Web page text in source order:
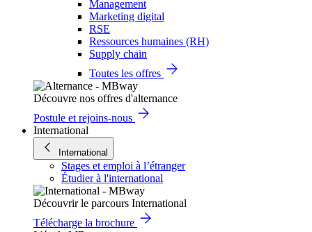
Management
Marketing digital
RSE
Ressources humaines (RH)
Supply chain
Toutes les offres
Découvre nos offres d'alternance
Postule et rejoins-nous
International
International
Stages et emploi à l’étranger
Étudier à l'international
Découvrir le parcours International
Télécharge la brochure